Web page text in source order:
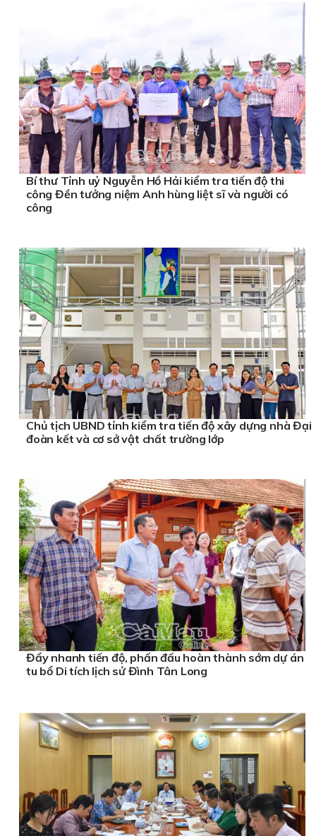
Bí thư Tỉnh uỷ Nguyễn Hồ Hải kiểm tra tiến độ thi
công Đền tưởng niệm Anh hùng liệt sĩ và người có
công
Chủ tịch UBND tỉnh kiểm tra tiến độ xây dựng nhà Đại
đoàn kết và cơ sở vật chất trường lớp
Đẩy nhanh tiến độ, phấn đấu hoàn thành sớm dự án
tu bổ Di tích lịch sử Đình Tân Long